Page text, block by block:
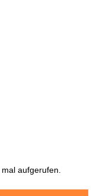
mal aufgerufen.